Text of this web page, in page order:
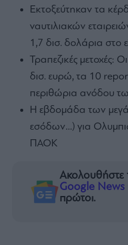
Εκτοξεύτηκαν τα
ναυτιλιακών
1,7 δισ. δολάρια στο
Τραπεζικές μετοχές:
δισ. ευρώ, τα 10
περιθώρια ανόδου
Η εβδομάδα των
εσόδων…) για
ΠΑΟΚ
Ακολουθήστε
Google News
πρώτοι.